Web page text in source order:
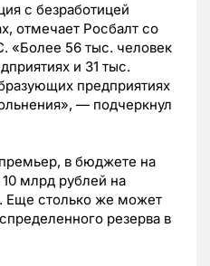
с безработицей
отмечает Росбалт со
56 тыс. человек
и 31 тыс.
предприятиях
— подчеркнул
в бюджете на
млрд рублей на
Еще столько же может
резерва в